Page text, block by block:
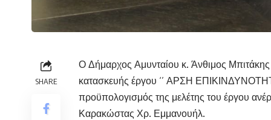
SHARE
Ο Δήμαρχος Αμυνταίου κ. Άνθιμος
κατασκευής έργου ‘’ ΑΡΣΗ
προϋπολογισμός της μελέτης του έργου
Καρακώστας Χρ. Εμμανουήλ.